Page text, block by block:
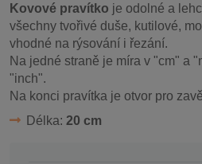
Kovové pravítko je odolné a
všechny tvořivé duše, kutilové,
vhodné na rýsování i řezání.
Na jedné straně je míra v "cm" a
"inch".
Na konci pravítka je otvor pro
Délka: 20 cm